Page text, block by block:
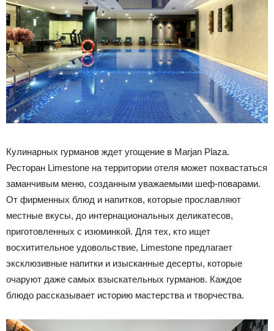
Кулинарных гурманов ждет угощение в Marjan Plaza.
Ресторан Limestone на территории отеля может похвастаться
заманчивым меню, созданным уважаемыми шеф-поварами.
От фирменных блюд и напитков, которые прославляют
местные вкусы, до интернациональных деликатесов,
приготовленных с изюминкой. Для тех, кто ищет
восхитительное удовольствие, Limestone предлагает
эксклюзивные напитки и изысканные десерты, которые
очаруют даже самых взыскательных гурманов. Каждое
блюдо рассказывает историю мастерства и творчества.